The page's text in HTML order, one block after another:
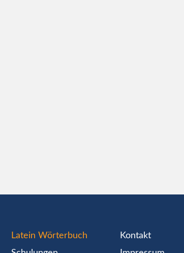
Latein Wörterbuch
Kontakt